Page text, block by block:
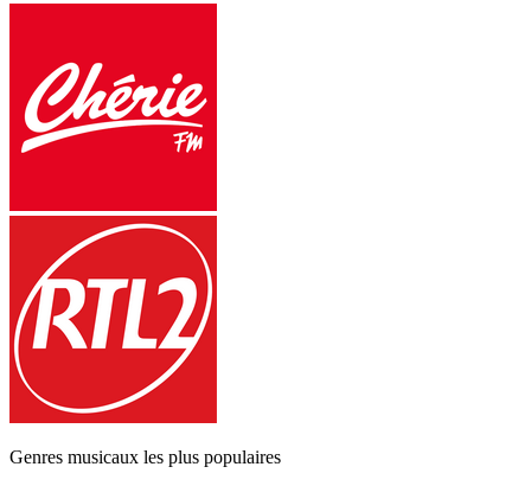
Genres musicaux les plus populaires